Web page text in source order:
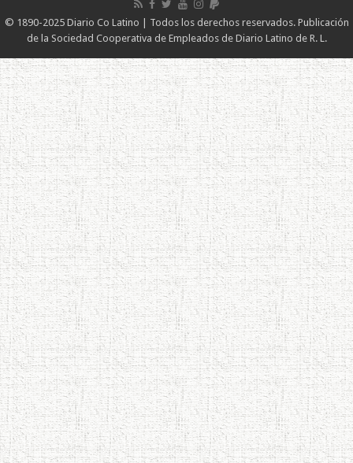
© 1890-2025 Diario Co Latino | Todos los derechos reservados. Publicación
de la Sociedad Cooperativa de Empleados de Diario Latino de R. L.